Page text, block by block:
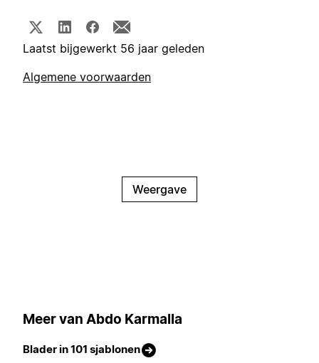
Laatst bijgewerkt 56 jaar geleden
Algemene voorwaarden
Weergave
Meer van Abdo Karmalla
Blader in 101 sjablonen